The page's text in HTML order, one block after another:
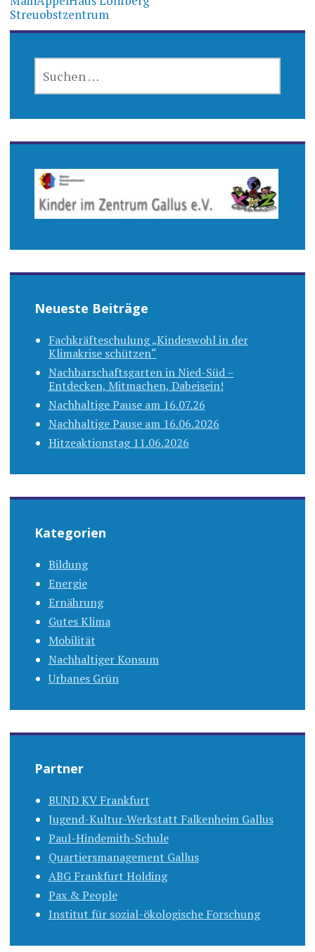
Streuobstzentrum
NACH:
Neueste Beiträge
Fachkräfteschulung „Kindeswohl in der
Klimakrise schützen“
Nachbarschaftsgarten in Nied-Süd –
Entdecken, Mitmachen, Dabeisein!
Nachhaltige Pause am 16.07.26
Nachhaltige Pause am 16.06.2026
Hitzeaktionstag 11.06.2026
Kategorien
Bildung
Energie
Ernährung
Gutes Klima
Mobilität
Nachhaltiger Konsum
Urbanes Grün
Partner
BUND KV Frankfurt
Jugend-Kultur-Werkstatt Falkenheim Gallus
Paul-Hindemith-Schule
Quartiersmanagement Gallus
ABG Frankfurt Holding
Pax & People
Institut für sozial-ökologische Forschung